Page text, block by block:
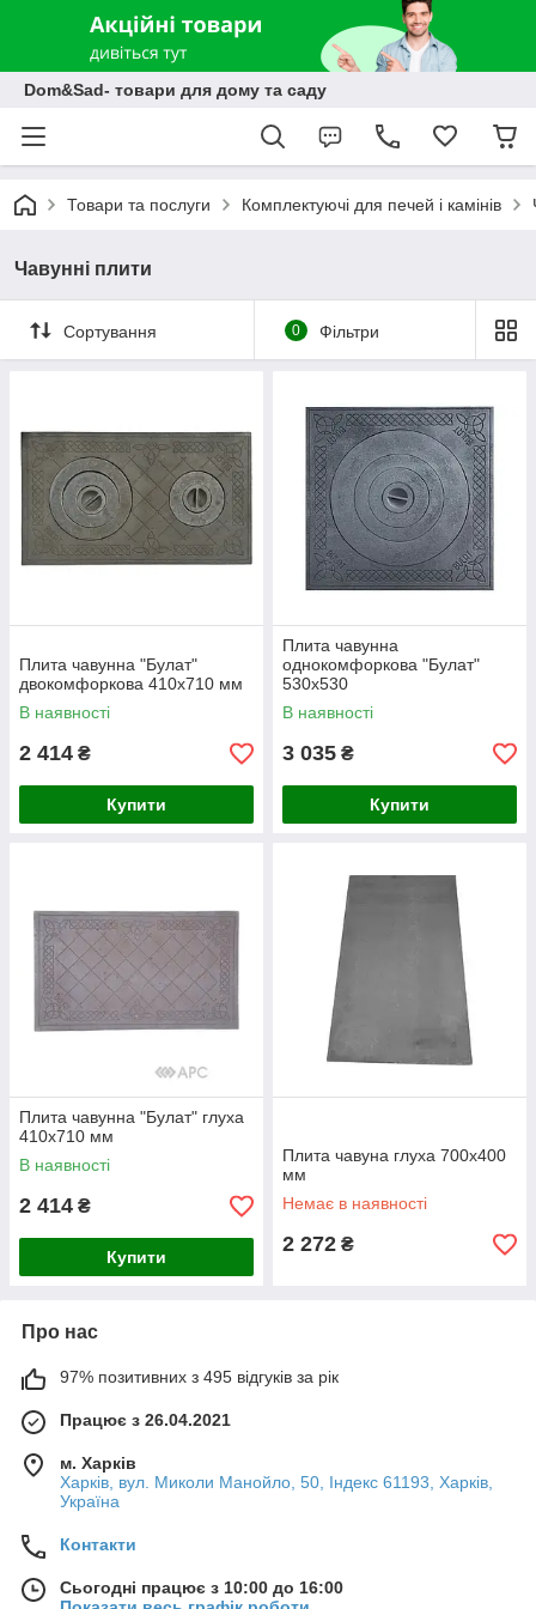
Dom&Sad- товари для дому та саду
Товари та послуги Комплектуючі для печей і камінів
Чавунні плити
Сортування 0 Фільтри
Плита чавунна "Булат"
двокомфоркова 410х710 мм
В наявності
2 414 ₴
Купити
Плита чавунна
однокомфоркова "Булат"
530х530
В наявності
3 035 ₴
Купити
Плита чавунна "Булат" глуха
410х710 мм
В наявності
2 414 ₴
Купити
Плита чавуна глуха 700х400
мм
Немає в наявності
2 272 ₴
Про нас
97% позитивних з 495 відгуків за рік
Працює з 26.04.2021
м. Харків
Харків, вул. Миколи Манойло, 50, Індекс 61193, Харків,
Україна
Контакти
Сьогодні працює з 10:00 до 16:00